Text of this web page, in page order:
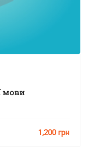
мови
1,200 грн